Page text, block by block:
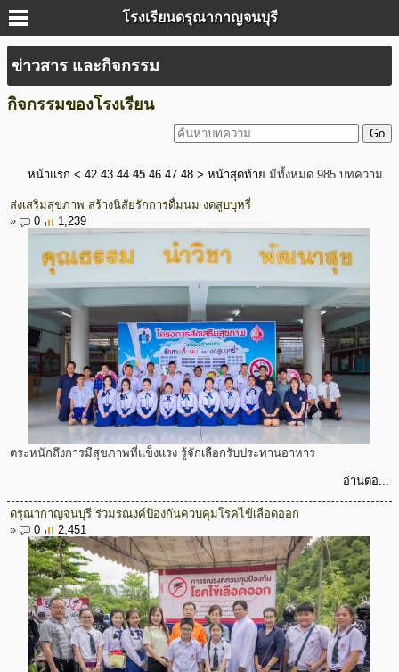
โรงเรียนดรุณากาญจนบุรี
ข่าวสาร และกิจกรรม
กิจกรรมของโรงเรียน
หน้าแรก < 42 43 44 45 46 47 48 > หน้าสุดท้าย มีทั้งหมด 985 บทความ
ส่งเสริมสุขภาพ สร้างนิสัยรักการดื่มนม งดสูบบุหรี่
»
0 1,239
ตระหนักถึงการมีสุขภาพที่แข็งแรง รู้จักเลือกรับประทานอาหาร
อ่านต่อ...
ดรุณากาญจนบุรี ร่วมรณงค์ป้องกันควบคุมโรคไข้เลือดออก
»
0 2,451